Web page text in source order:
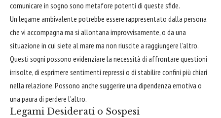
comunicare in sogno sono metafore potenti di queste sfide.
Un legame ambivalente potrebbe essere rappresentato dalla persona
che vi accompagna ma si allontana improvvisamente, o da una
situazione in cui siete al mare ma non riuscite a raggiungere l'altro.
Questi sogni possono evidenziare la necessità di affrontare questioni
irrisolte, di esprimere sentimenti repressi o di stabilire confini più chiari
nella relazione. Possono anche suggerire una dipendenza emotiva o
una paura di perdere l'altro.
Legami Desiderati o Sospesi